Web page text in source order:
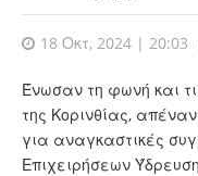
18 Οκτ, 2024 | 20:03
Ένωσαν τη φωνή και
της Κορινθίας,
για αναγκαστικές
Επιχειρήσεων